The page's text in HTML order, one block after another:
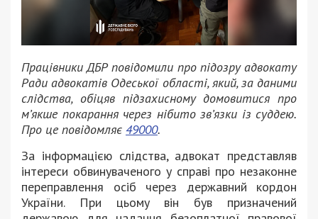
Працівники ДБР повідомили про підозру адвокату
Ради адвокатів Одеської області, який, за даними
слідства, обіцяв підзахисному домовитися про
м’якше покарання через нібито зв’язки із суддею.
Про це повідомляє 49000.
За інформацією слідства, адвокат представляв
інтереси обвинуваченого у справі про незаконне
переправлення осіб через державний кордон
України. При цьому він був призначений